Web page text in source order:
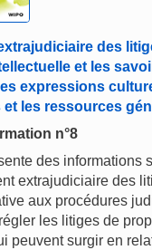
des
et les
expressions
les ressources
n°8
des informations
extrajudiciaire des
aux procédures
les litiges de
peuvent surgir en